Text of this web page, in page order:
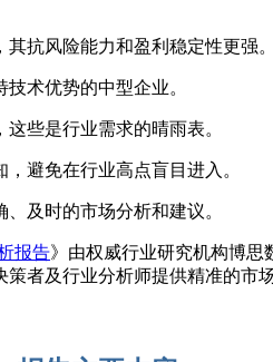
抗风险能力和盈利稳定性更强。
术优势的中型企业。
些是行业需求的晴雨表。
避免在行业高点盲目进入。
及时的市场分析和建议。
报告》由权威行业研究机构博思
者及行业分析师提供精准的市